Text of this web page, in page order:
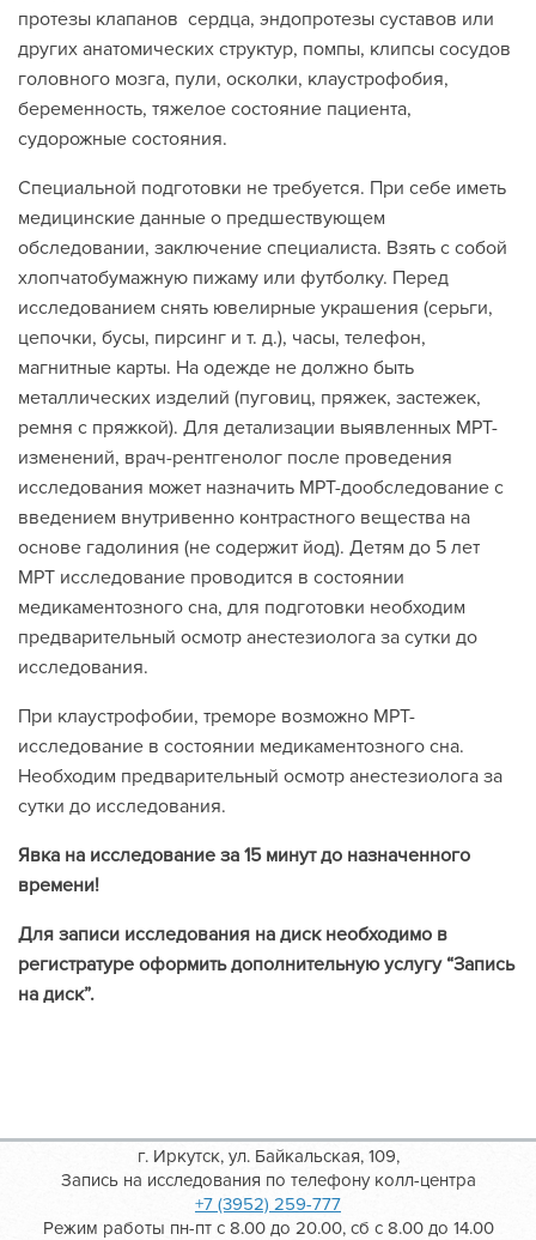
протезы клапанов сердца, эндопротезы суставов или
других анатомических структур, помпы, клипсы сосудов
головного мозга, пули, осколки, клаустрофобия,
беременность, тяжелое состояние пациента,
судорожные состояния.
Специальной подготовки не требуется. При себе иметь
медицинские данные о предшествующем
обследовании, заключение специалиста. Взять с собой
хлопчатобумажную пижаму или футболку. Перед
исследованием снять ювелирные украшения (серьги,
цепочки, бусы, пирсинг и т. д.), часы, телефон,
магнитные карты. На одежде не должно быть
металлических изделий (пуговиц, пряжек, застежек,
ремня с пряжкой). Для детализации выявленных МРТ-
изменений, врач-рентгенолог после проведения
исследования может назначить МРТ-дообследование с
введением внутривенно контрастного вещества на
основе гадолиния (не содержит йод). Детям до 5 лет
МРТ исследование проводится в состоянии
медикаментозного сна, для подготовки необходим
предварительный осмотр анестезиолога за сутки до
исследования.
При клаустрофобии, треморе возможно МРТ-
исследование в состоянии медикаментозного сна.
Необходим предварительный осмотр анестезиолога за
сутки до исследования.
Явка на исследование за 15 минут до назначенного
времени!
Для записи исследования на диск необходимо в
регистратуре оформить дополнительную услугу “Запись
на диск”.
г. Иркутск, ул. Байкальская, 109,
Запись на исследования по телефону колл-центра
+7 (3952) 259-777
Режим работы пн-пт с 8.00 до 20.00, сб с 8.00 до 14.00